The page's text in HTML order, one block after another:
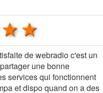
4 stars
3 stars
de webradio c'est un
une bonne
services qui fonctionnent
et dispo quand on a des